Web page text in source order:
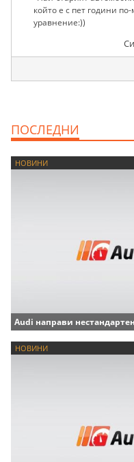
който е с пет години
уравнение:))
ПОСЛЕДНИ
НОВИНИ
Audi направи
НОВИНИ